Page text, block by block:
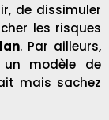
de dissimuler
les risques
. Par ailleurs,
modèle de
mais sachez